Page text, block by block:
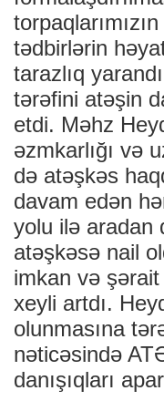
tədbirlərin
tarazlıq
tərəfini atəşin
etdi. Məhz
əzmkarlığı və
də atəşkəs
davam edən
yolu ilə aradan
atəşkəsə nail
imkan və
xeyli artdı.
olunmasına
nəticəsində
danışıqları